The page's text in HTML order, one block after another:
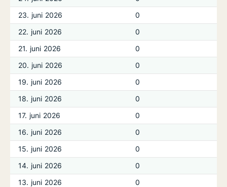
23. juni 2026
0
22. juni 2026
0
21. juni 2026
0
20. juni 2026
0
19. juni 2026
0
18. juni 2026
0
17. juni 2026
0
16. juni 2026
0
15. juni 2026
0
14. juni 2026
0
13. juni 2026
0